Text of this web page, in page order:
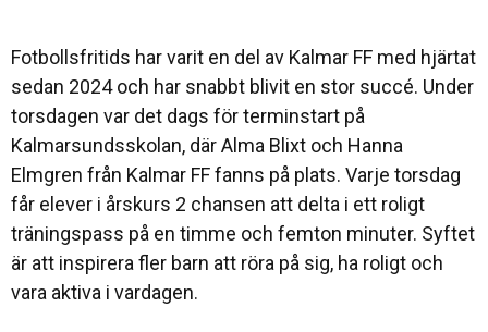
Fotbollsfritids har varit en del av Kalmar FF med hjärtat
sedan 2024 och har snabbt blivit en stor succé. Under
torsdagen var det dags för terminstart på
Kalmarsundsskolan, där Alma Blixt och Hanna
Elmgren från Kalmar FF fanns på plats. Varje torsdag
får elever i årskurs 2 chansen att delta i ett roligt
träningspass på en timme och femton minuter. Syftet
är att inspirera fler barn att röra på sig, ha roligt och
vara aktiva i vardagen.